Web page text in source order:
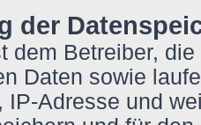
der
dem Betreiber,
Daten sowie
IP-Adresse und